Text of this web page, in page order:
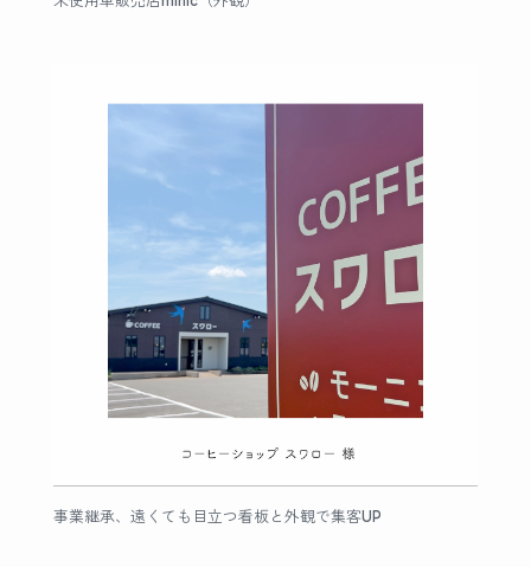
事業継承、遠くても目立つ看板と外観で集客UP